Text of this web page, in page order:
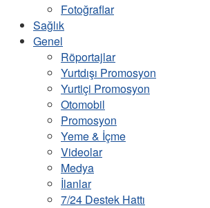
Fotoğraflar
Sağlık
Genel
Röportajlar
Yurtdışı Promosyon
Yurtiçi Promosyon
Otomobil
Promosyon
Yeme & İçme
Videolar
Medya
İlanlar
7/24 Destek Hattı